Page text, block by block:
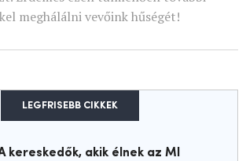
meghálálni vevőink hűségét!
LEGFRISEBB CIKKEK
kereskedők, akik élnek az MI